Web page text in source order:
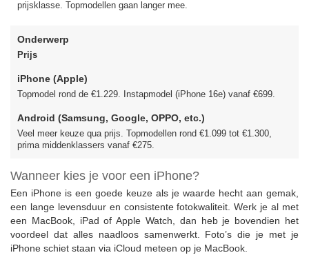
prijsklasse. Topmodellen gaan langer mee.
Onderwerp
Prijs
iPhone (Apple)
Topmodel rond de €1.229. Instapmodel (iPhone 16e) vanaf €699.
Android (Samsung, Google, OPPO, etc.)
Veel meer keuze qua prijs. Topmodellen rond €1.099 tot €1.300,
prima middenklassers vanaf €275.
Wanneer kies je voor een iPhone?
Een iPhone is een goede keuze als je waarde hecht aan gemak,
een lange levensduur en consistente fotokwaliteit. Werk je al met
een MacBook, iPad of Apple Watch, dan heb je bovendien het
voordeel dat alles naadloos samenwerkt. Foto’s die je met je
iPhone schiet staan via iCloud meteen op je MacBook.